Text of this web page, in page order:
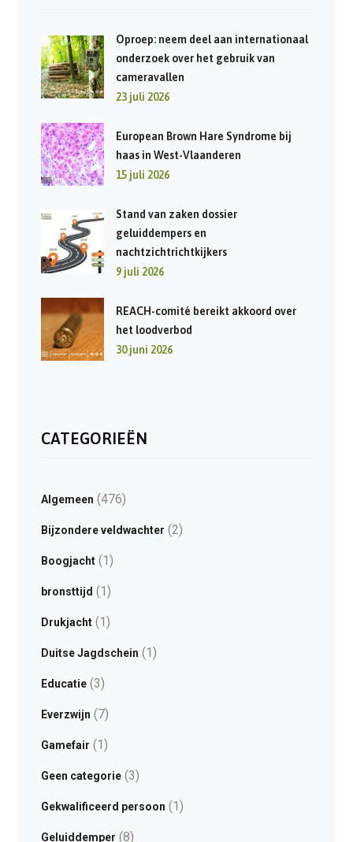
Oproep: neem deel aan internationaal
onderzoek over het gebruik van
cameravallen
23 juli 2026
European Brown Hare Syndrome bij
haas in West-Vlaanderen
15 juli 2026
Stand van zaken dossier
geluiddempers en
nachtzichtrichtkijkers
9 juli 2026
REACH-comité bereikt akkoord over
het loodverbod
30 juni 2026
CATEGORIEËN
Algemeen (476)
Bijzondere veldwachter (2)
Boogjacht(1)
bronsttijd (1)
Drukjacht(1)
Duitse Jagdschein (1)
Educatie(3)
Everzwijn (7)
Gamefair (1)
Geen categorie(3)
Gekwalificeerd persoon (1)
Geluiddemper (8)